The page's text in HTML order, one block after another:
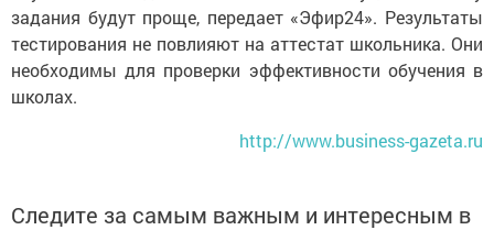
задания будут проще, передает «Эфир24». Результаты
тестирования не повлияют на аттестат школьника. Они
необходимы для проверки эффективности обучения в
школах.
http://www.business-gazeta.ru
Следите за самым важным и интересным в